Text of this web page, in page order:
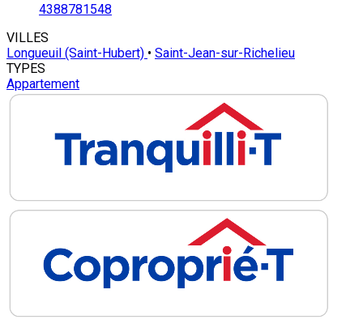
4388781548
VILLES
Longueuil (Saint-Hubert) • Saint-Jean-sur-Richelieu
TYPES
Appartement